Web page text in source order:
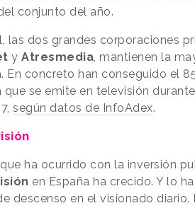
conjunto del año.
las dos grandes corporaciones
y Atresmedia, mantienen la
En concreto han conseguido el
que se emite en televisión
según datos de InfoAdex.
ha ocurrido con la inversión
en España ha crecido. Y lo
descenso en el visionado diario.